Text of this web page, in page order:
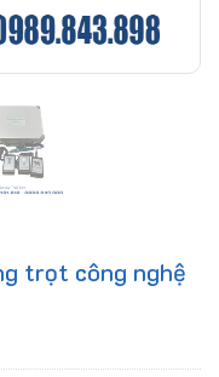
trọt công nghệ